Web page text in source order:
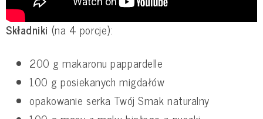
Składniki (na 4 porcje):
200 g makaronu pappardelle
100 g posiekanych migdałów
opakowanie serka Twój Smak naturalny